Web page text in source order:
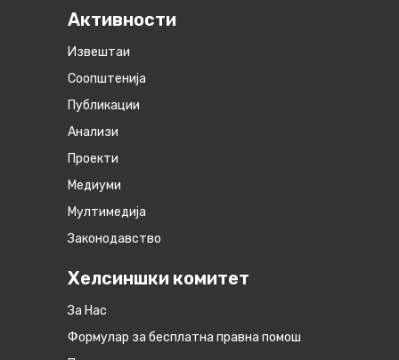
Активности
Извештаи
Соопштенија
Публикации
Анализи
Проекти
Медиуми
Мултимедија
Законодавство
Хелсиншки комитет
За Нас
Формулар за бесплатна правна помош